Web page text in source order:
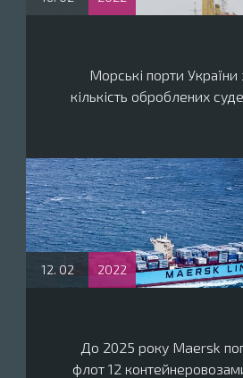
Морські порти
кількість оброблених
12. 02 2022
До 2025 року Maersk
флот 12